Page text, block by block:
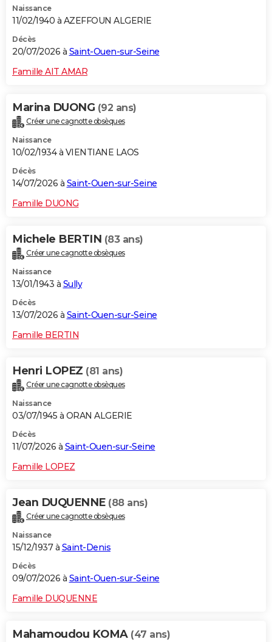
Naissance
11/02/1940 à AZEFFOUN ALGERIE
Décès
20/07/2026 à Saint-Ouen-sur-Seine
Famille AIT AMAR
Marina DUONG (92 ans)
Créer une cagnotte obsèques
Naissance
10/02/1934 à VIENTIANE LAOS
Décès
14/07/2026 à Saint-Ouen-sur-Seine
Famille DUONG
Michele BERTIN (83 ans)
Créer une cagnotte obsèques
Naissance
13/01/1943 à Sully
Décès
13/07/2026 à Saint-Ouen-sur-Seine
Famille BERTIN
Henri LOPEZ (81 ans)
Créer une cagnotte obsèques
Naissance
03/07/1945 à ORAN ALGERIE
Décès
11/07/2026 à Saint-Ouen-sur-Seine
Famille LOPEZ
Jean DUQUENNE (88 ans)
Créer une cagnotte obsèques
Naissance
15/12/1937 à Saint-Denis
Décès
09/07/2026 à Saint-Ouen-sur-Seine
Famille DUQUENNE
Mahamoudou KOMA (47 ans)